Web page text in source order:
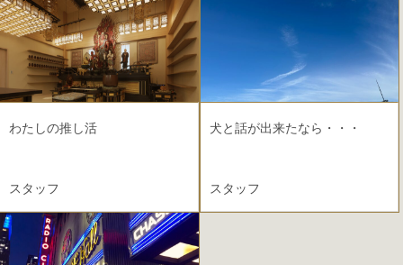
わたしの推し活
スタッフ 2026.03.19
犬と話が出来たなら・・・
スタッフ